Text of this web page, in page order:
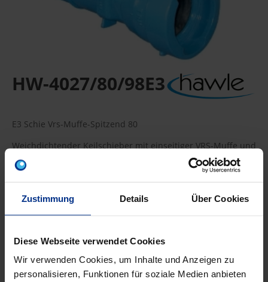
Zustimmung Details Über Cookies
Diese Webseite verwendet Cookies
Wir verwenden Cookies, um Inhalte und Anzeigen zu
personalisieren, Funktionen für soziale Medien anbieten
HW-4027/80/98E3
E3 Schie Vrs-Muffe-Spitzend 80
Weichdichtender Keilschieber mit einseitiger VRS-Muffe und
einseitigem VRS-Spitzende
12 Stück = 1 Palette
DATENBLATT ERSTELLEN
HW-4027/80/98E3